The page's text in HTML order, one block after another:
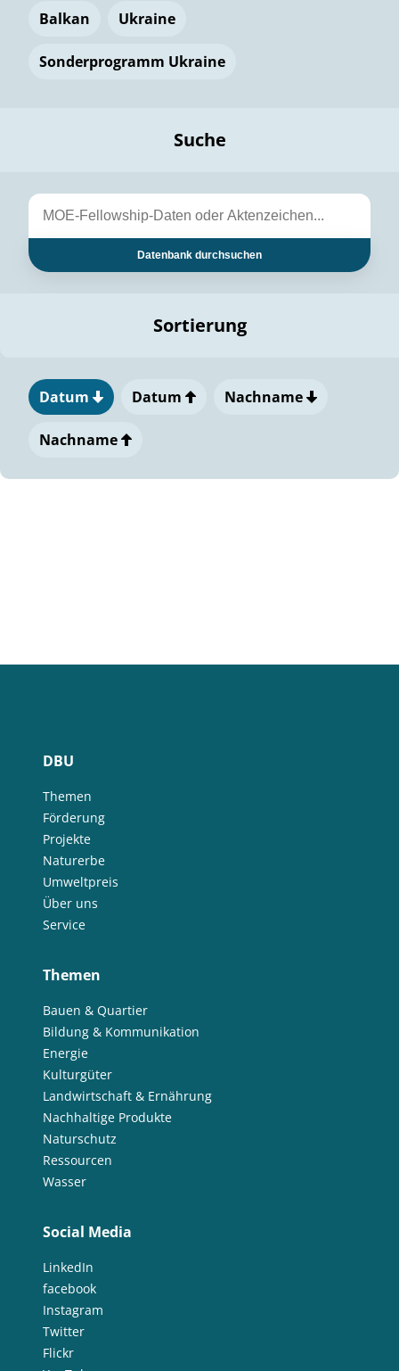
Balkan Ukraine
Sonderprogramm Ukraine
Suche
Datenbank durchsuchen
Sortierung
Datum Datum Nachname
Nachname
DBU
Themen
Förderung
Projekte
Naturerbe
Umweltpreis
Über uns
Service
Themen
Bauen & Quartier
Bildung & Kommunikation
Energie
Kulturgüter
Landwirtschaft & Ernährung
Nachhaltige Produkte
Naturschutz
Ressourcen
Wasser
Social Media
LinkedIn
facebook
Instagram
Twitter
Flickr